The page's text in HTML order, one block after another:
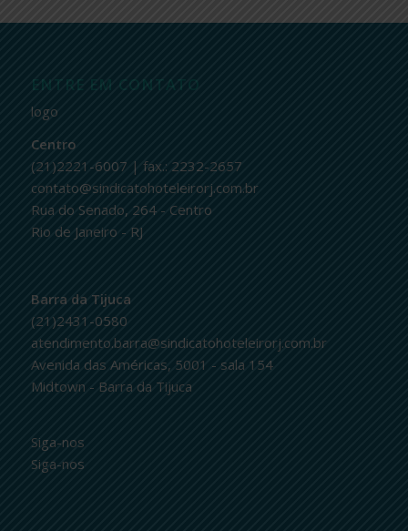
ENTRE EM CONTATO
logo
Centro
(21)2221-6007 | fax.: 2232-2657
contato@sindicatohoteleirorj.com.br
Rua do Senado, 264 - Centro
Rio de Janeiro - RJ
Barra da Tijuca
(21)2431-0580
atendimento.barra@sindicatohoteleirorj.com.br
Avenida das Américas, 5001 - sala 154
Midtown - Barra da Tijuca
Siga-nos
Siga-nos